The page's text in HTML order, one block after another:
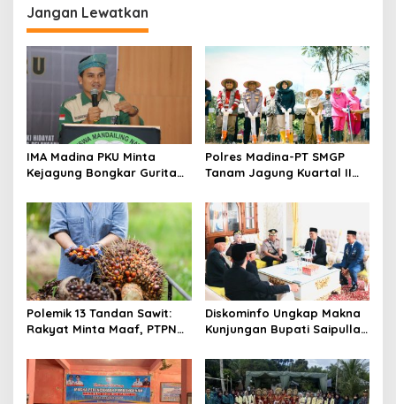
Jangan Lewatkan
IMA Madina PKU Minta
Kejagung Bongkar Gurita
Polres Madina-PT SMGP
Tanam Jagung Kuartal II
Baru
Polemik 13 Tandan Sawit:
Rakyat Minta Maaf, PTPN
Diskominfo Ungkap Makna
Kunjungan Bupati Saipullah